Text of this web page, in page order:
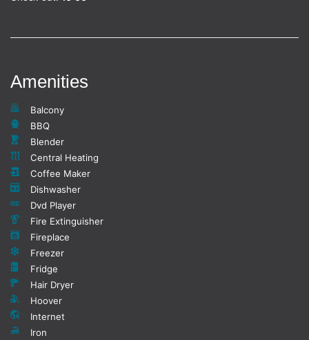
Amenities
Balcony
BBQ
Blender
Central Heating
Coffee Maker
Dishwasher
Dvd Player
Fire Extinguisher
Fireplace
Freezer
Fridge
Hair Dryer
Hoover
Internet
Iron